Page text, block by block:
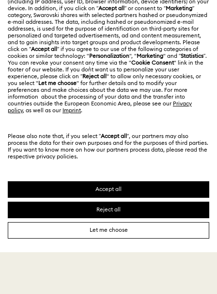
การส่งคืนและการเปลี่ยน
สถานะการซ่อม
ติดต่อเรา
คู่มือขนาด
ค้นหาร้านค้า
งานและอาชีพ
Alumni Community
สำหรับมืออาชีพ
ไซต์แมป
Swarovski Created Diamonds
Kristallwelten
Code of Conduct & Policies
กฎหมาย
ข้อกำหนดการใช้งาน
ข้อกำหนดและเงื่อนไข
นโยบายด้านความเป็นส่วนตัว
ความยินยอมในการใช้คุกกี้
ข้อมูลเกี่ยวกับ REACH
ประเทศไทย
English
ไทย
SWAROVSKI and the SWAN logo are registered and
trademarks of Swarovski AG.